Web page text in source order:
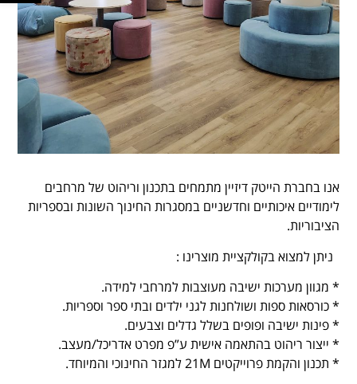
אנו בחברת הייטק דיזיין מתמחים בתכנון וריהוט של מרחבים
לימודיים איכותיים וחדשניים במסגרות החינוך השונות ובספריות
הציבוריות.
ניתן למצוא בקולקציית מוצרינו :
* מגוון מערכות ישיבה מעוצבות למרחבי למידה.
* כורסאות ספות ושולחנות לגני ילדים ובתי ספר וספריות.
* פינות ישיבה ופופים בשלל גדלים וצבעים.
* ייצור ריהוט בהתאמה אישית ע”פ מפרט אדריכל/מעצב.
* תכנון והקמת פרוייקטים 21M למגזר החינוכי והמיוחד.